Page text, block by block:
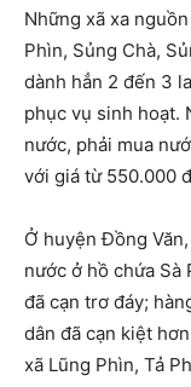
Những xã xa
Phìn, Sủng Chà,
dành hẳn 2 đến 3
phục vụ sinh hoạt.
nước, phải mua
với giá từ 550.000
Ở huyện Đồng
nước ở hồ chứa
đã cạn trơ đáy;
dân đã cạn kiệt
xã Lũng Phìn, Tả